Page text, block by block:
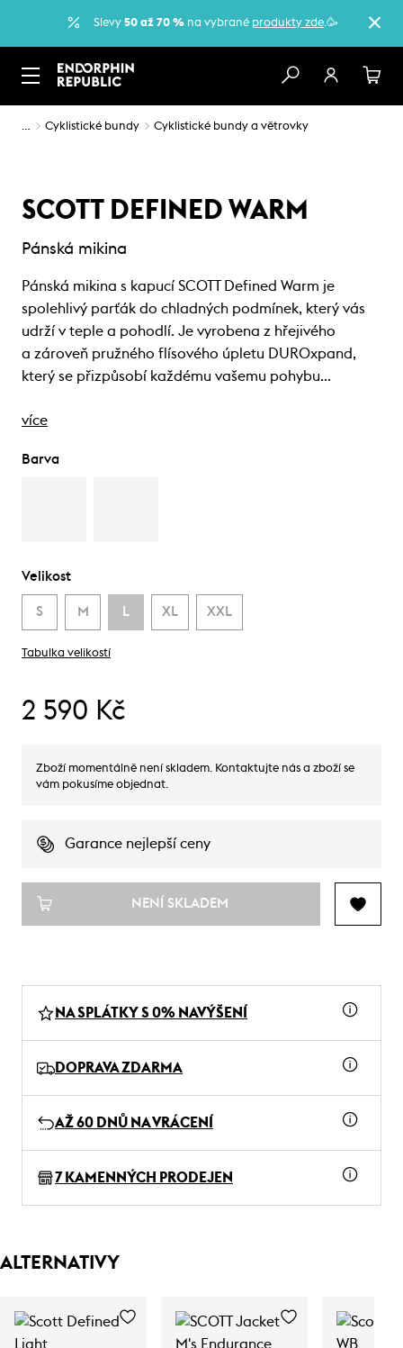
Slevy 50 až 70 % na vybrané produkty zde.🥳
… Cyklistické bundy Cyklistické bundy a větrovky
SCOTT DEFINED WARM
Pánská mikina
Pánská mikina s kapucí SCOTT Defined Warm je
spolehlivý parťák do chladných podmínek, který vás
udrží v teple a pohodlí. Je vyrobena z hřejivého
a zároveň pružného flísového úpletu DUROxpand,
který se přizpůsobí každému vašemu pohybu…
více
Barva
Velikost
S M L XL XXL
Tabulka velikostí
2 590 Kč
Zboží momentálně není skladem. Kontaktujte nás a zboží se
vám pokusíme objednat.
Garance nejlepší ceny
NENÍ SKLADEM
NA SPLÁTKY S 0% NAVÝŠENÍ
DOPRAVA ZDARMA
AŽ 60 DNŮ NA VRÁCENÍ
7 KAMENNÝCH PRODEJEN
ALTERNATIVY